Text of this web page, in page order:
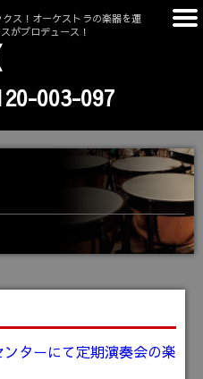
ス！オーケストラの楽器を運
がプロデュース！
003-097
ターにて定期演奏会の楽